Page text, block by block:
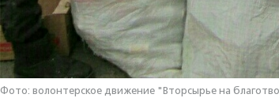
Фото: волонтерское движение "Вторсырье на